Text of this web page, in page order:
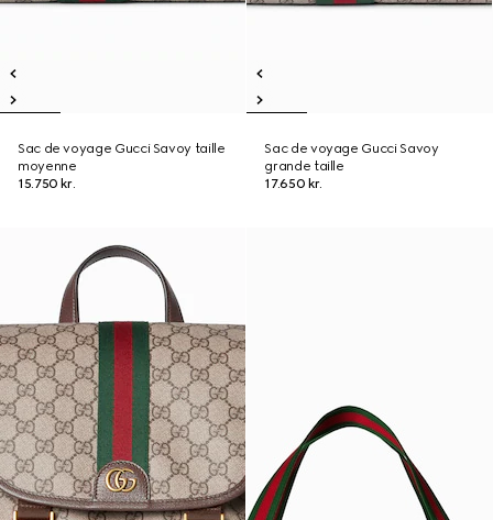
Sac de voyage Gucci Savoy taille
moyenne
15.750 kr.
Sac de voyage Gucci Savoy
grande taille
17.650 kr.